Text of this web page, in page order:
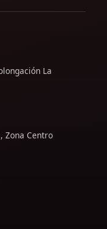
La
Zona Centro